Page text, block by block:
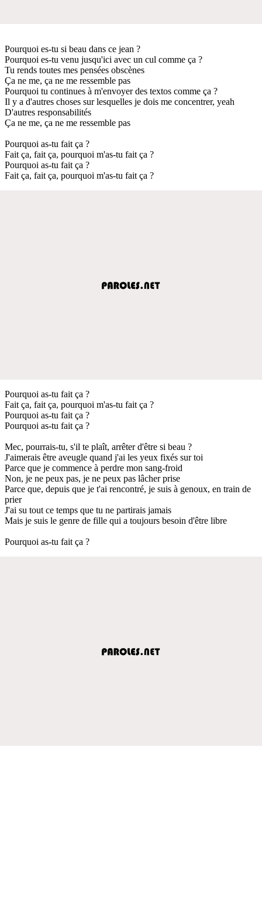
Pourquoi es-tu si beau dans ce jean ?
Pourquoi es-tu venu jusqu'ici avec un cul comme ça ?
Tu rends toutes mes pensées obscènes
Ça ne me, ça ne me ressemble pas
Pourquoi tu continues à m'envoyer des textos comme ça ?
Il y a d'autres choses sur lesquelles je dois me concentrer, yeah
D'autres responsabilités
Ça ne me, ça ne me ressemble pas
Pourquoi as-tu fait ça ?
Fait ça, fait ça, pourquoi m'as-tu fait ça ?
Pourquoi as-tu fait ça ?
Fait ça, fait ça, pourquoi m'as-tu fait ça ?
Pourquoi as-tu fait ça ?
Fait ça, fait ça, pourquoi m'as-tu fait ça ?
Pourquoi as-tu fait ça ?
Pourquoi as-tu fait ça ?
Mec, pourrais-tu, s'il te plaît, arrêter d'être si beau ?
J'aimerais être aveugle quand j'ai les yeux fixés sur toi
Parce que je commence à perdre mon sang-froid
Non, je ne peux pas, je ne peux pas lâcher prise
Parce que, depuis que je t'ai rencontré, je suis à genoux, en train de
prier
J'ai su tout ce temps que tu ne partirais jamais
Mais je suis le genre de fille qui a toujours besoin d'être libre
Pourquoi as-tu fait ça ?